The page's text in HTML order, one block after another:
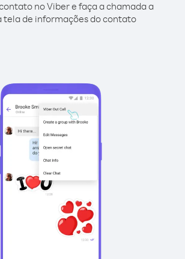
no Viber e faça a chamada a
tela de informações do contato